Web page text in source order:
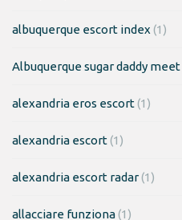
albuquerque escort index (1)
Albuquerque sugar daddy meet
alexandria eros escort(1)
alexandria escort(1)
alexandria escort radar(1)
allacciare funziona(1)